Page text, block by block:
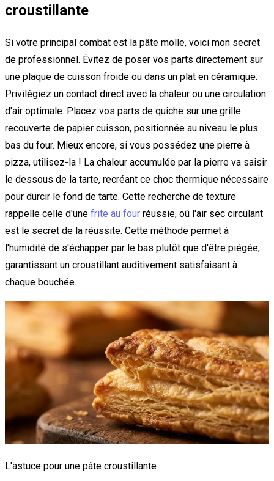
croustillante
Si votre principal combat est la pâte molle, voici mon secret
de professionnel. Évitez de poser vos parts directement sur
une plaque de cuisson froide ou dans un plat en céramique.
Privilégiez un contact direct avec la chaleur ou une circulation
d'air optimale. Placez vos parts de quiche sur une grille
recouverte de papier cuisson, positionnée au niveau le plus
bas du four. Mieux encore, si vous possédez une pierre à
pizza, utilisez-la ! La chaleur accumulée par la pierre va saisir
le dessous de la tarte, recréant ce choc thermique nécessaire
pour durcir le fond de tarte. Cette recherche de texture
rappelle celle d'une frite au four réussie, où l'air sec circulant
est le secret de la réussite. Cette méthode permet à
l'humidité de s'échapper par le bas plutôt que d'être piégée,
garantissant un croustillant auditivement satisfaisant à
chaque bouchée.
L'astuce pour une pâte croustillante